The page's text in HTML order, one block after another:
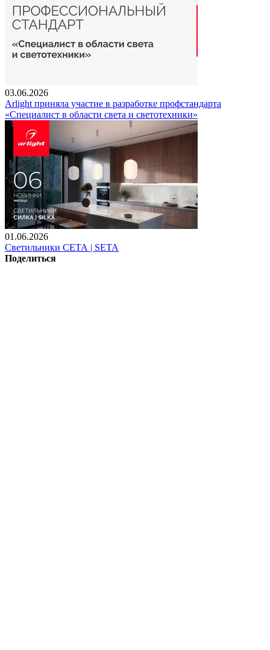
03.06.2026
Arlight приняла участие в разработке профстандарта
«Специалист в области света и светотехники»
01.06.2026
Светильники СЕТА | SETA
Поделиться